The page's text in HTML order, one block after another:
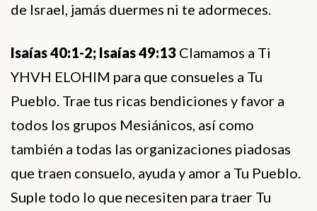
de Israel, jamás duermes ni te adormeces.
Isaías 40:1-2; Isaías 49:13 Clamamos a Ti
YHVH ELOHIM para que consueles a Tu
Pueblo. Trae tus ricas bendiciones y favor a
todos los grupos Mesiánicos, así como
también a todas las organizaciones piadosas
que traen consuelo, ayuda y amor a Tu Pueblo.
Suple todo lo que necesiten para traer Tu